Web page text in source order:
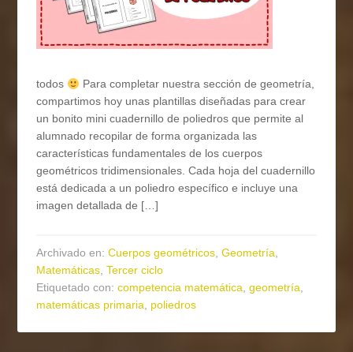
todos
Para completar nuestra sección de geometría,
compartimos hoy unas plantillas diseñadas para crear
un bonito mini cuadernillo de poliedros que permite al
alumnado recopilar de forma organizada las
características fundamentales de los cuerpos
geométricos tridimensionales. Cada hoja del cuadernillo
está dedicada a un poliedro específico e incluye una
imagen detallada de […]
Archivado en:Cuerpos geométricos,Geometría,
Matemáticas,Tercer ciclo
Etiquetado con:competencia matemática,geometría,
matemáticas primaria, poliedros